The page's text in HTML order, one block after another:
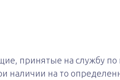
принятые на службу по
наличии на то